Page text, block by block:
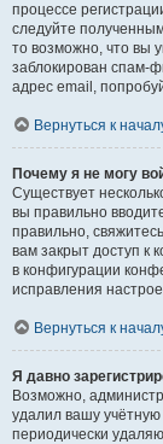
процессе
следуйте
то возможно, что вы
заблокирован спам-
адрес email,
Вернуться к
Почему я не могу
Существует
вы правильно
правильно,
вам закрыт доступ к
в конфигурации
исправления
Вернуться к
Я давно
Возможно,
удалил вашу
периодически